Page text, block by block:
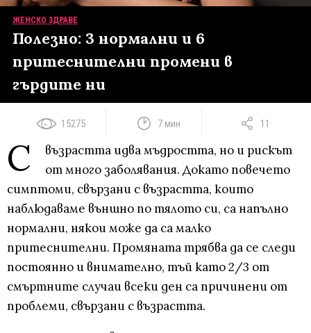
ЖЕНСКО ЗДРАВЕ
Полезно: 3 нормални и 6
притеснителни промени в
гърдите ни
15275 7 мин 11
С
възрастта идва мъдростта, но и рискът
от много заболявания. Докато повечето
симптоми, свързани с възрастта, които
наблюдаваме външно по тялото си, са напълно
нормални, някои може да са малко
притеснителни. Промяната трябва да се следи
постоянно и внимателно, тъй като 2/3 от
смъртните случаи всеки ден са причинени от
проблеми, свързани с възрастта.